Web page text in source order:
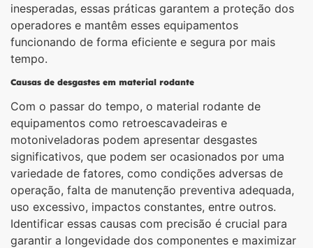
inesperadas, essas práticas garantem a proteção dos
operadores e mantêm esses equipamentos
funcionando de forma eficiente e segura por mais
tempo.
Causas de desgastes em material rodante
Com o passar do tempo, o material rodante de
equipamentos como retroescavadeiras e
motoniveladoras podem apresentar desgastes
significativos, que podem ser ocasionados por uma
variedade de fatores, como condições adversas de
operação, falta de manutenção preventiva adequada,
uso excessivo, impactos constantes, entre outros.
Identificar essas causas com precisão é crucial para
garantir a longevidade dos componentes e maximizar